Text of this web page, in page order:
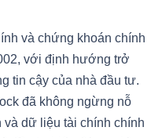
và chứng khoán chính
với định hướng trở
tin cậy của nhà đầu tư.
đã không ngừng nỗ
và dữ liệu tài chính chính